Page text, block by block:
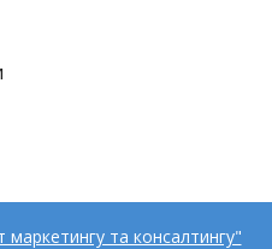
маркетингу та консалтингу"